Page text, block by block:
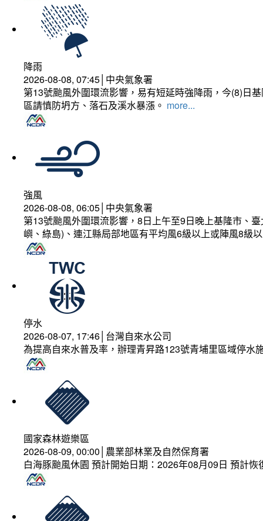
降雨
2026-08-08, 07:45│中央氣象署
第13號颱風外圍環流影響，易有短延時強降雨，今(8)日
區請慎防坍方、落石及溪水暴漲。 more...
強風
2026-08-08, 06:05│中央氣象署
第13號颱風外圍環流影響，8日上午至9日晚上基隆市、
嶼、綠島)、連江縣局部地區有平均風6級以上或陣風8級
停水
2026-08-07, 17:46│台灣自來水公司
為提高自來水普及率，辦理青昇路123號青埔里區域停水
國家森林遊樂區
2026-08-09, 00:00│農業部林業及自然保育署
白海豚颱風休園 預計開始日期：2026年08月09日 預計